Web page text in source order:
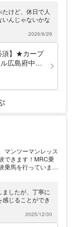
けど、休日で人
んじゃないかな
2026/6/29
須】★カープ
広島府中店
マンツーマンレッス
できます！MRC乗
乗馬を行っていま
地内には、馬50
能。体験後はティ
ッフがみなさまをサ
したが、丁寧に
じることができ
2025/12/30